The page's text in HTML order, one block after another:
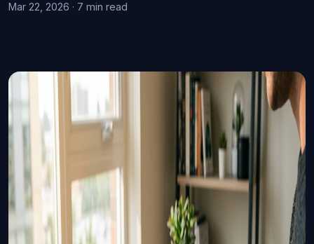
Mar 22, 2026 · 7 min read